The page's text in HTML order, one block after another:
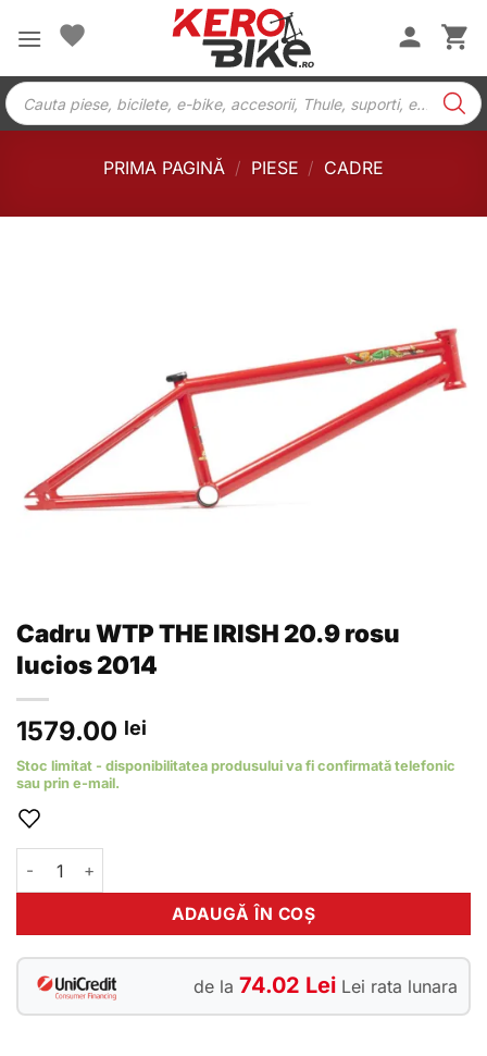
Products
search
PRIMA PAGINĂ / PIESE / CADRE
Cadru WTP THE IRISH 20.9 rosu
lucios 2014
1579.00 lei
Stoc limitat - disponibilitatea produsului va fi confirmată telefonic
sau prin e-mail.
Cantitate Cadru WTP THE IRISH 20.9 rosu lucios 2014
ADAUGĂ ÎN COȘ
de la 74.02 Lei Lei rata lunara